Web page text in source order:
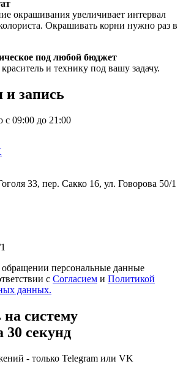
окрашивания увеличивает интервал
Окрашивать корни нужно раз в
под любой бюджет
и технику под вашу задачу.
и запись
с 09:00 до 21:00
33, пер. Сакко 16, ул. Говорова 50/1
персональные данные
с Согласием и Политикой
данных.
систему
30 секунд
- только Telegram или VK